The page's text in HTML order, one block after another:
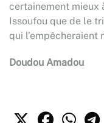
certainement mieux
Issoufou que de le
qui l’empêcheraient
Doudou Amadou